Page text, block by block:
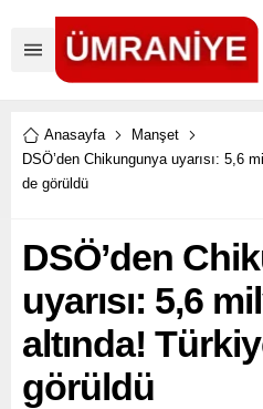
Anasayfa
Manşet
DSÖ’den Chikungunya uyarısı: 5,6
de görüldü
DSÖ’den
uyarısı: 5,6
altında!
görüldü